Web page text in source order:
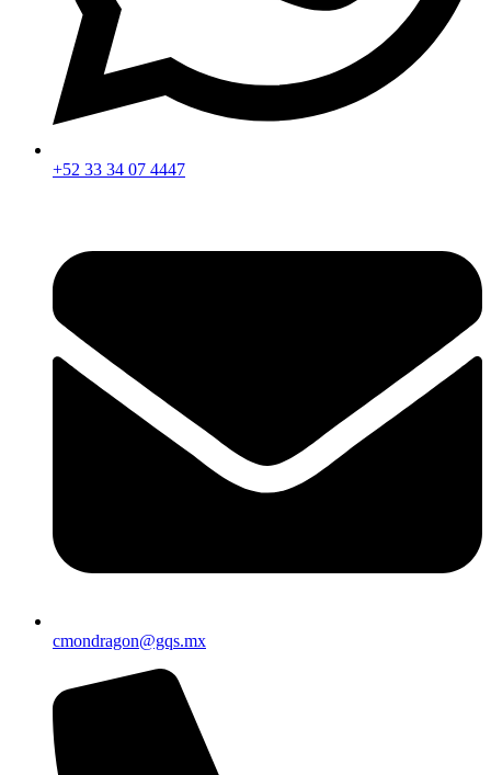
+52 33 34 07 4447
cmondragon@gqs.mx